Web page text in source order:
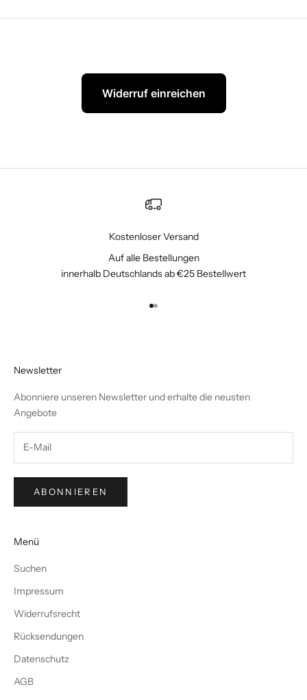
Widerruf einreichen
Kostenloser Versand
Auf alle Bestellungen
innerhalb Deutschlands ab €25 Bestellwert
Gehe zu Element 1
Gehe zu Element 2
Newsletter
Abonniere unseren Newsletter und erhalte die neusten
Angebote
ABONNIEREN
Menü
Suchen
Impressum
Widerrufsrecht
Rücksendungen
Datenschutz
AGB